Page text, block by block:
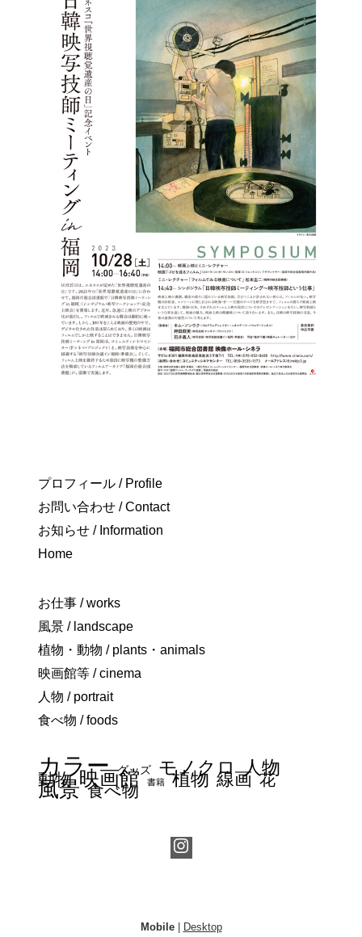
プロフィール / Profile
お問い合わせ / Contact
お知らせ / Information
Home
お仕事 / works
風景 / landscape
植物・動物 / plants・animals
映画館等 / cinema
人物 / portrait
食べ物 / foods
カラー グッズ モノクロ 人物
動物 映画館 書籍 植物 線画 花
風景 食べ物
Mobile| Desktop